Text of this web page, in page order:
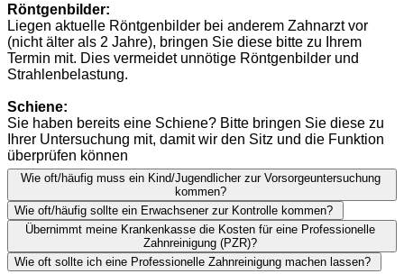
Röntgenbilder:
Liegen aktuelle Röntgenbilder bei anderem Zahnarzt vor
(nicht älter als 2 Jahre), bringen Sie diese bitte zu Ihrem
Termin mit. Dies vermeidet unnötige Röntgenbilder und
Strahlenbelastung.
Schiene:
Sie haben bereits eine Schiene? Bitte bringen Sie diese zu
Ihrer Untersuchung mit, damit wir den Sitz und die Funktion
überprüfen können
Wie oft/häufig muss ein Kind/Jugendlicher zur Vorsorgeuntersuchung
kommen?
Wie oft/häufig sollte ein Erwachsener zur Kontrolle kommen?
Übernimmt meine Krankenkasse die Kosten für eine Professionelle
Zahnreinigung (PZR)?
Wie oft sollte ich eine Professionelle Zahnreinigung machen lassen?